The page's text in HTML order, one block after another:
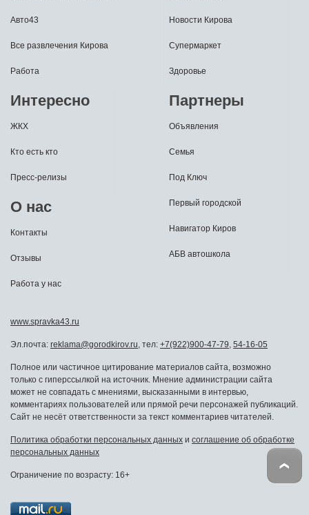
Авто43
Все развлечения Кирова
Работа
Новости Кирова
Супермаркет
Здоровье
Интересно
ЖКХ
Кто есть кто
Пресс-релизы
О нас
Контакты
Отзывы
Работа у нас
Партнеры
Объявления
Семья
Под Ключ
Первый городской
Навигатор Киров
АБВ автошкола
www.spravka43.ru
Эл.почта: reklama@gorodkirov.ru , тел: +7(922)900-47-79 54-16-05
Полное или частичное цитирование материалов сайта, возможно
только с гиперссылкой на источник. Мнение администрации сайта
может не совпадать с мнениями, высказанными в интервью,
комментариях пользователей или прямой речи персонажей публикаций.
Сайт не несёт ответственности за текст комментариев читателей.
Политика обработки персональных данных и соглашение об обработке
персональных данных
Ограничение по возрасту: 16+